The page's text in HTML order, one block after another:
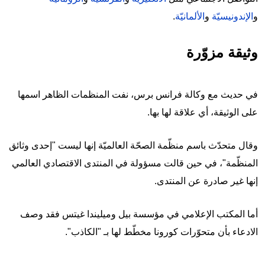
و الإندونيسيّة و الألمانيّة.
وثيقة مزوّرة
في حديث مع وكالة فرانس برس، نفت المنظمات الظاهر اسمها
على الوثيقة، أي علاقة لها بها.
وقال متحدّث باسم منظّمة الصحّة العالميّة إنها ليست "إحدى وثائق
المنظّمة"، في حين قالت مسؤولة في المنتدى الاقتصادي العالمي
إنها غير صادرة عن المنتدى.
أما المكتب الإعلامي في مؤسسة بيل وميليندا غيتس فقد وصف
الادعاء بأن متحوّرات كورونا مخطّط لها بـ "الكاذب".